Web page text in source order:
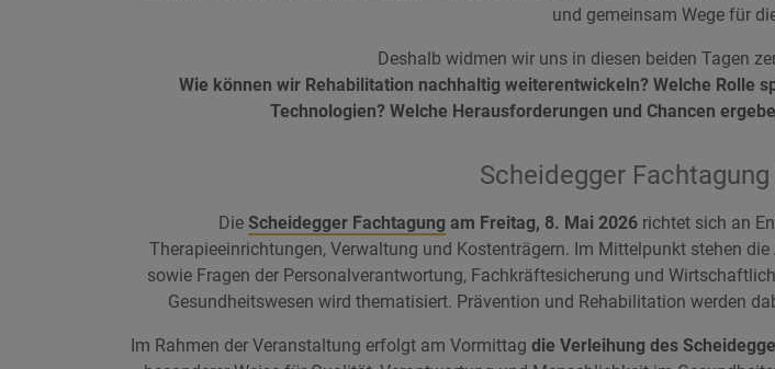
und gemeinsam Wege für
Deshalb widmen wir uns in diesen beiden Tagen
Wie können wir Rehabilitation nachhaltig weiterentwickeln? Welche Rolle
Technologien? Welche Herausforderungen und Chancen
Scheidegger
Die Scheidegger Fachtagung am Freitag, 8. Mai 2026 richtet sich an
Therapieeinrichtungen, Verwaltung und Kostenträgern. Im Mittelpunkt stehen
sowie Fragen der Personalverantwortung, Fachkräftesicherung und
Gesundheitswesen wird thematisiert. Prävention und Rehabilitation werden
Im Rahmen der Veranstaltung erfolgt am Vormittag die Verleihung des